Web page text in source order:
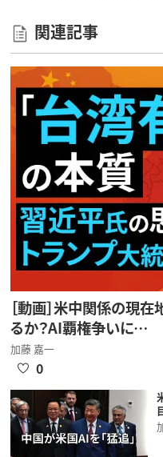
関連記事
［動画］米中関係の現
るか？AI覇権争いに…
加藤 嘉一
0